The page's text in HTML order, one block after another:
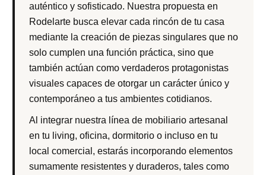
auténtico y sofisticado. Nuestra propuesta en
Rodelarte busca elevar cada rincón de tu casa
mediante la creación de piezas singulares que no
solo cumplen una función práctica, sino que
también actúan como verdaderos protagonistas
visuales capaces de otorgar un carácter único y
contemporáneo a tus ambientes cotidianos.
Al integrar nuestra línea de mobiliario artesanal
en tu living, oficina, dormitorio o incluso en tu
local comercial, estarás incorporando elementos
sumamente resistentes y duraderos, tales como